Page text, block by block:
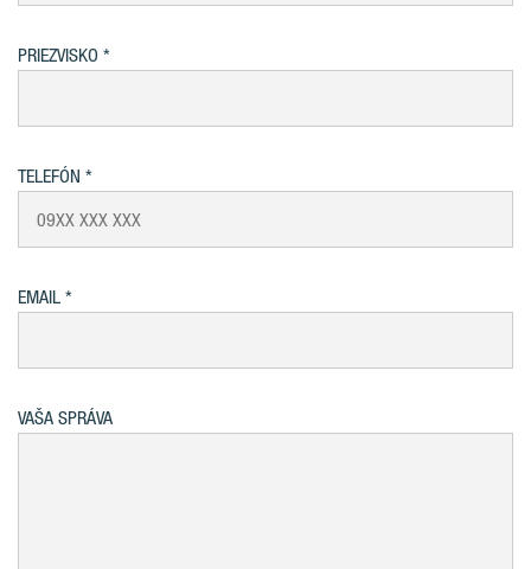
PRIEZVISKO
TELEFÓN
EMAIL
VAŠA SPRÁVA